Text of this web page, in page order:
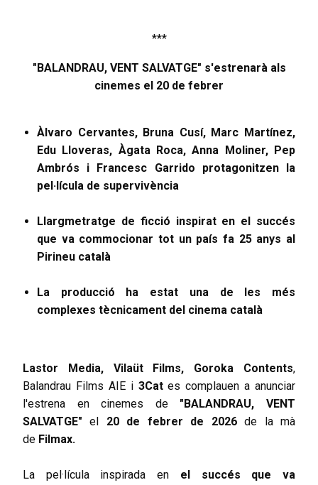
***
"BALANDRAU, VENT SALVATGE" s'estrenarà als
cinemes el 20 de febrer
Àlvaro Cervantes, Bruna Cusí, Marc Martínez,
Edu Lloveras, Àgata Roca, Anna Moliner, Pep
Ambrós i Francesc Garrido protagonitzen la
pel·lícula de supervivència
Llargmetratge de ficció inspirat en el succés
que va commocionar tot un país fa 25 anys al
Pirineu català
La producció ha estat una de les més
complexes tècnicament del cinema català
Lastor Media, Vilaüt Films, Goroka Contents,
Balandrau Films AIE i 3Cates complauen a anunciar
l'estrena en cinemes de "BALANDRAU, VENT
SALVATGE" el 20 de febrer de 2026de la mà
de Filmax.
La pel·lícula inspirada en el succés que va